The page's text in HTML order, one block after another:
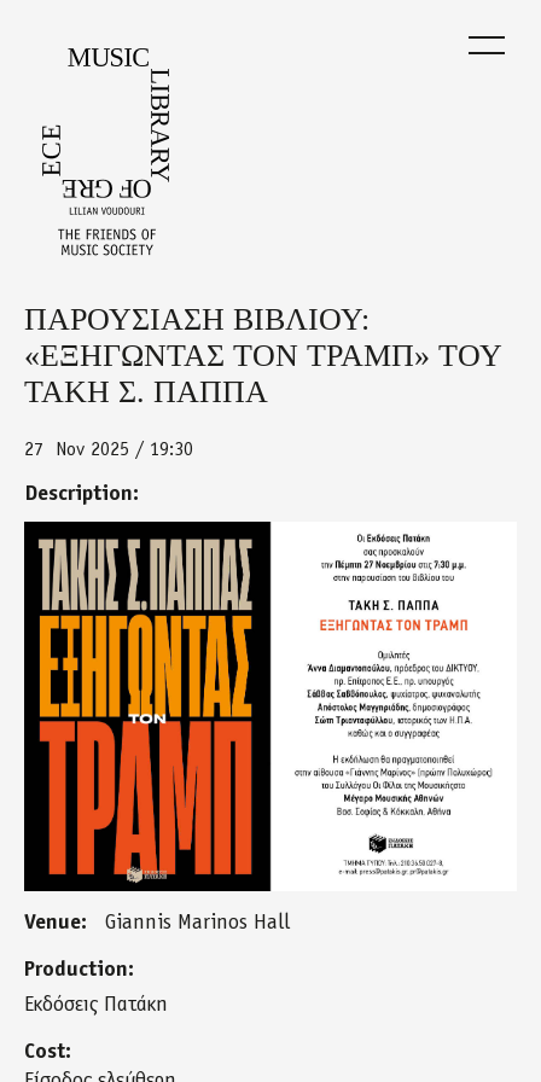
Back
to
top
ΠΑΡΟΥΣΙΑΣΗ ΒΙΒΛΙΟΥ:
«ΕΞΗΓΩΝΤΑΣ ΤΟΝ ΤΡΑΜΠ» ΤΟΥ
ΤΑΚΗ Σ. ΠΑΠΠΑ
27 Nov 2025 / 19:30
Description:
27_noem_pappas_m._moysikis.jpg
Venue: Giannis Marinos Hall
Production:
Εκδόσεις Πατάκη
Cost: